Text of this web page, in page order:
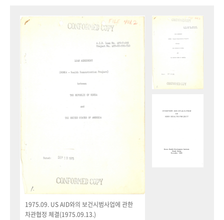
1975.09. US AID와의 보건시범사업에 관한
차관협정 체결(1975.09.13.)